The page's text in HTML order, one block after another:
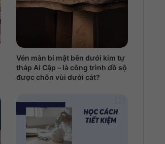
Vén màn bí mật bên dưới kim tự
tháp Ai Cập – là công trình đồ sộ
được chôn vùi dưới cát?